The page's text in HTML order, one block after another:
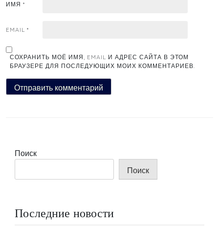
ИМЯ *
EMAIL *
СОХРАНИТЬ МОЁ ИМЯ, EMAIL И АДРЕС САЙТА В ЭТОМ
БРАУЗЕРЕ ДЛЯ ПОСЛЕДУЮЩИХ МОИХ КОММЕНТАРИЕВ.
Поиск
Поиск
Последние новости